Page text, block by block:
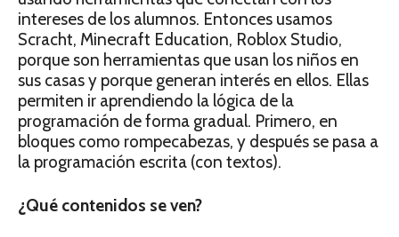
intereses de los alumnos. Entonces usamos
Scracht, Minecraft Education, Roblox Studio,
porque son herramientas que usan los niños en
sus casas y porque generan interés en ellos. Ellas
permiten ir aprendiendo la lógica de la
programación de forma gradual. Primero, en
bloques como rompecabezas, y después se pasa a
la programación escrita (con textos).
¿Qué contenidos se ven?